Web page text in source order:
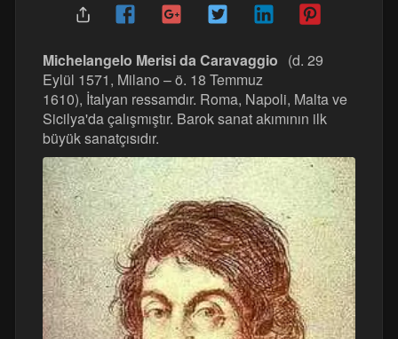
Michelangelo Merisi da Caravaggio (d. 29
Eylül 1571, Milano – ö. 18 Temmuz
1610), İtalyan ressamdır. Roma, Napoli, Malta ve
Sicilya'da çalışmıştır. Barok sanat akımının ilk
büyük sanatçısıdır.